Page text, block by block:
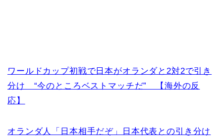
ワールドカップ初戦で日本がオランダと2対2で引き
分け “今のところベストマッチだ” 【海外の反
応】
オランダ人「日本相手だぞ」日本代表との引き分け